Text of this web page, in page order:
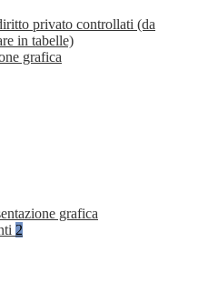
privato controllati (da
in tabelle)
grafica
grafica
2